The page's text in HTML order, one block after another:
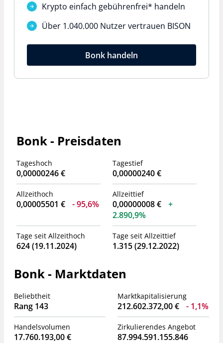
Krypto einfach gebührenfrei* handeln
Über 1.040.000 Nutzer vertrauen BISON
Bonk handeln
Bonk - Preisdaten
Tageshoch
0,00000246 €
Allzeithoch
0,00005501 € 95,6%
Tage seit Allzeithoch
624 (19.11.2024)
Tagestief
0,00000240 €
Allzeittief
0,00000008 €
2.890,9%
Tage seit Allzeittief
1.315 (29.12.2022)
Bonk - Marktdaten
Beliebtheit
Rang 143
Handelsvolumen
17.760.193,00 €
Marktkapitalisierung
212.602.372,00 € 1,1%
Zirkulierendes Angebot
87.994.591.155.846